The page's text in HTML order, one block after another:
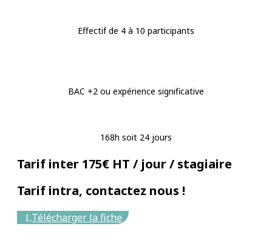
Effectif de 4 à 10 participants
BAC +2 ou expérience significative
168h soit 24 jours
Tarif inter 175€ HT / jour / stagiaire
Tarif intra, contactez nous !
Télécharger la fiche